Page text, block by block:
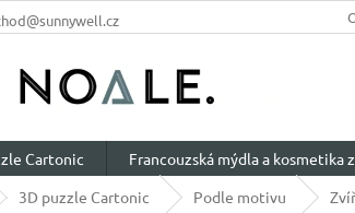
Cartonic Francouzská mýdla a kosmetika
3D puzzle Cartonic Podle motivu